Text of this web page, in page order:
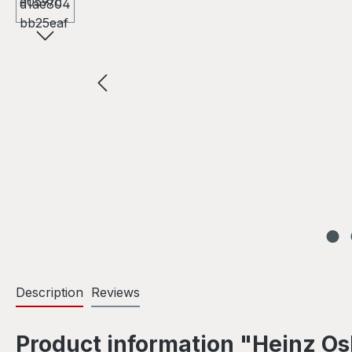
Description Reviews
Product information "Heinz